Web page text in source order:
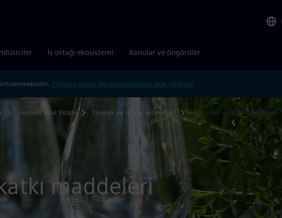
İş ortağı ekosistemi Konular ve öngörüler
İngilizce olarak görüntülenmesini ister misiniz?
Siemens Real Estate Yiyecek ve İçecek Hizmetleri Alerjenler ve katkı maddeleri
maddeleri